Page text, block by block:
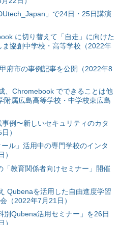
」で24日・25日講演
に切り替えて「自走」に向けた
協創中学校・高等学校（2022年
府市の事例記事を公開（2022年8
、Chromebook でできることは他
附属広島高等学校・中学校東広島
例〜新しいセキュリティのカタ
）
ル」活用中の専門学校のインタ
）
「教育関係者向けセミナー」開催
Qubenaを活用した自由進度学習
（2022年7月21日）
別Qubena活用セミナー」を26日